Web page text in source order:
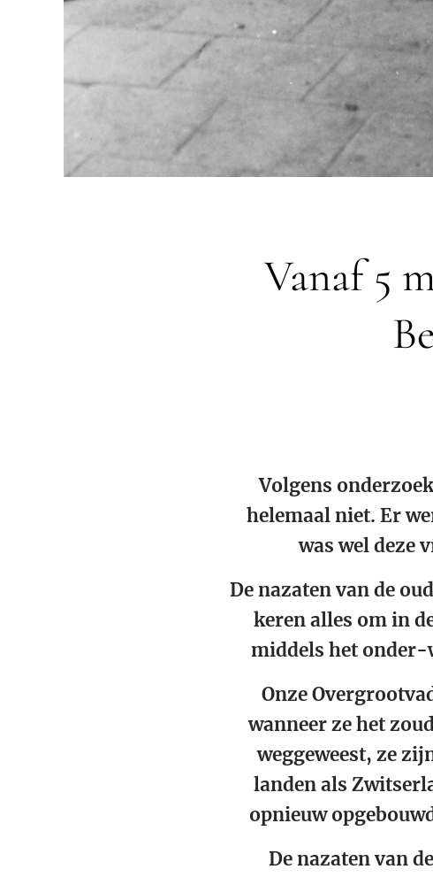
Vanaf 5
Volgens
helemaal niet. Er
was wel deze
De nazaten van de
keren alles om in
middels het onder-
Onze
wanneer ze het
weggeweest, ze
landen als
opnieuw
De nazaten van